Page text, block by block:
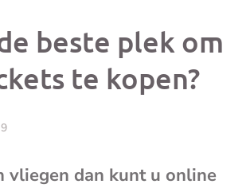
berichtbericht
beste plek om
te kopen?
vliegen dan kunt u online